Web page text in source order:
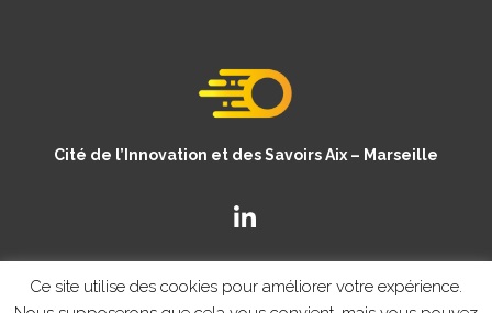
Cité de l’Innovation et des Savoirs Aix – Marseille
Ce site utilise des cookies pour améliorer votre expérience.